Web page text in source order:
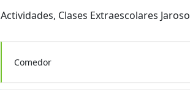
Actividades, Clases Extraescolares Jaroso
Comedor